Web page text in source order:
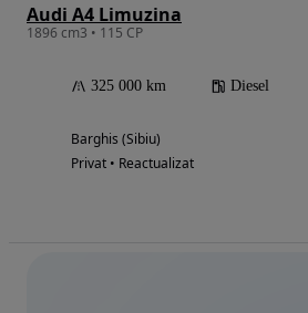
Audi A4 Limuzina
1896 cm3 • 115 CP
325 000 km Diesel
Barghis (Sibiu)
Privat • Reactualizat